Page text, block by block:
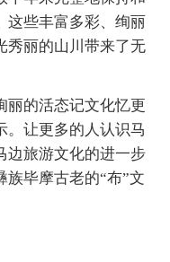
这些丰富多彩、绚丽
秀丽的山川带来了无
丽的活态记文化忆更
。让更多的人认识马
边旅游文化的进一步
族毕摩古老的“布”文